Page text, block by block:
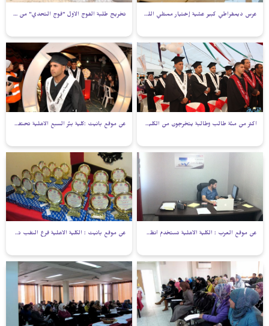
عرس ديمقراطي كبير عشية إختيار ممثلي اللجنة الطلابية في الكلية الأهلية تخريج طلبة الفوج الأول "فوج التحدي" من كلية بئر السبع الأهلية
أكثر من مئة طالب وطالبة يتخرجون من الكلية الأهلية فرع بئر السبع عن موقع بانيت :كلية بئر السبع الاهلية تحتفل بتخريج الفوج الاول
عن موقع العرب : الكلية الأهلية تستخدم أنظمة تكنولوجية جديدة إدارية وخدماتية عن موقع بانيت : الكلية الاهلية فرع النقب تقيم امسية تكريمية